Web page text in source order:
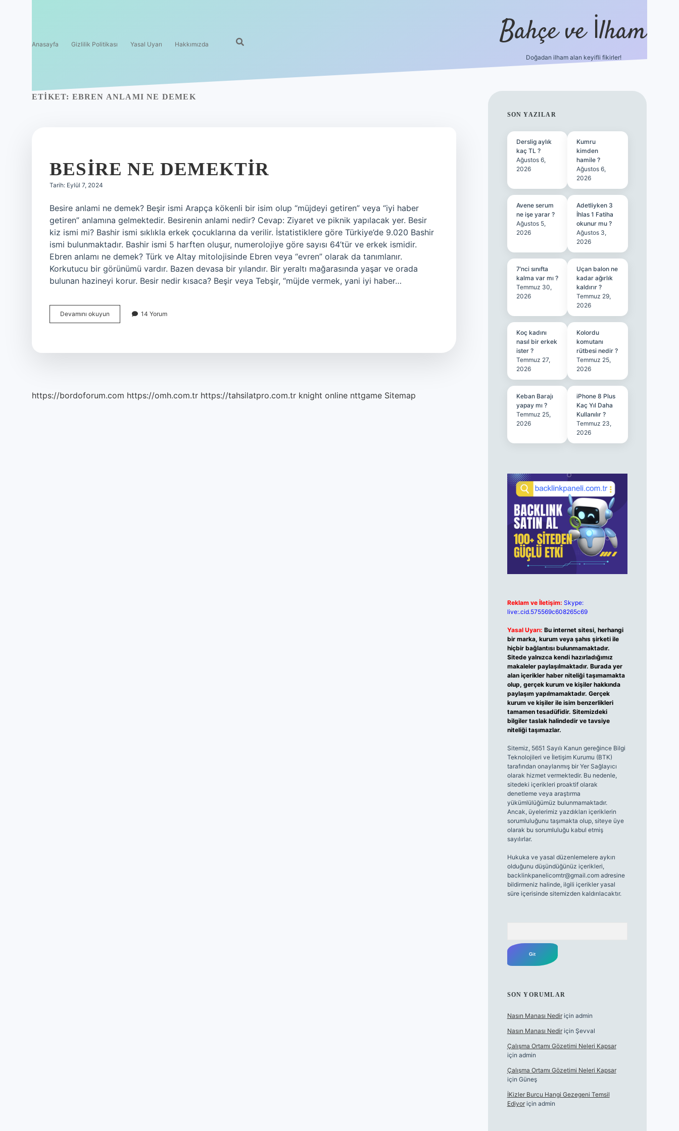
Anasayfa Gizlilik Politikası Yasal Uyarı Hakkımızda Bahçe ve İlham
Doğadan ilham alan keyifli fikirler!
ETIKET: EBREN ANLAMI NE DEMEK
BESIRE NE DEMEKTIR
Tarih: Eylül 7, 2024
Besire anlami ne demek? Beşir ismi Arapça kökenli bir isim olup “müjdeyi getiren” veya “iyi haber
getiren” anlamına gelmektedir. Besirenin anlami nedir? Cevap: Ziyaret ve piknik yapılacak yer. Besir
kiz ismi mi? Bashir ismi sıklıkla erkek çocuklarına da verilir. İstatistiklere göre Türkiye’de 9.020 Bashir
ismi bulunmaktadır. Bashir ismi 5 harften oluşur, numerolojiye göre sayısı 64’tür ve erkek ismidir.
Ebren anlamı ne demek? Türk ve Altay mitolojisinde Ebren veya “evren” olarak da tanımlanır.
Korkutucu bir görünümü vardır. Bazen devasa bir yılandır. Bir yeraltı mağarasında yaşar ve orada
bulunan hazineyi korur. Besir nedir kısaca? Beşir veya Tebşir, “müjde vermek, yani iyi haber…
Devamını okuyun
Ne
14 Yorum
https://bordoforum.com https://omh.com.tr https://tahsilatpro.com.tr knight online nttgame Sitemap
SIDEBAR
SON YAZILAR
Derslig aylık
kaç TL ?
Ağustos 6,
2026
Kumru
kimden
hamile ?
Ağustos 6,
2026
Avene serum
ne işe yarar ?
Ağustos 5,
2026
Adetliyken 3
İhlas 1 Fatiha
okunur mu ?
Ağustos 3,
2026
7’nci sınıfta
kalma var mı ?
Temmuz 30,
2026
Uçan balon ne
kadar ağırlık
kaldırır ?
Temmuz 29,
2026
Koç kadını
nasıl bir erkek
ister ?
Temmuz 27,
2026
Kolordu
komutanı
rütbesi nedir ?
Temmuz 25,
2026
Keban Barajı
yapay mı ?
Temmuz 25,
2026
iPhone 8 Plus
Kaç Yıl Daha
Kullanılır ?
Temmuz 23,
2026
Reklam ve İletişim: Skype:
live:.cid.575569c608265c69
Yasal Uyarı: Bu internet sitesi, herhangi
bir marka, kurum veya şahıs şirketi ile
hiçbir bağlantısı bulunmamaktadır.
Sitede yalnızca kendi hazırladığımız
makaleler paylaşılmaktadır. Burada yer
alan içerikler haber niteliği taşımamakta
olup, gerçek kurum ve kişiler hakkında
paylaşım yapılmamaktadır. Gerçek
kurum ve kişiler ile isim benzerlikleri
tamamen tesadüfidir. Sitemizdeki
bilgiler taslak halindedir ve tavsiye
niteliği taşımazlar.
Sitemiz, 5651 Sayılı Kanun gereğince Bilgi
Teknolojileri ve İletişim Kurumu (BTK)
tarafından onaylanmış bir Yer Sağlayıcı
olarak hizmet vermektedir. Bu nedenle,
sitedeki içerikleri proaktif olarak
denetleme veya araştırma
yükümlülüğümüz bulunmamaktadır.
Ancak, üyelerimiz yazdıkları içeriklerin
sorumluluğunu taşımakta olup, siteye üye
olarak bu sorumluluğu kabul etmiş
sayılırlar.
Hukuka ve yasal düzenlemelere aykırı
olduğunu düşündüğünüz içerikleri,
backlinkpanelicomtr@gmail.comadresine
bildirmeniz halinde, ilgili içerikler yasal
süre içerisinde sitemizden kaldırılacaktır.
SON YORUMLAR
Nasın Manası Nediriçin admin
Nasın Manası Nediriçin Şevval
Çalışma Ortamı Gözetimi Neleri Kapsar
için admin
Çalışma Ortamı Gözetimi Neleri Kapsar
için Güneş
İKizler Burcu Hangi Gezegeni Temsil
Ediyoriçin admin
ilbet yeni giriş betexper